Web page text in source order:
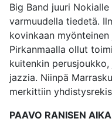
Big Band juuri
varmuudella tiedetä.
kovinkaan
Pirkanmaalla ollut
kuitenkin
jazzia. Niinpä
merkittiin
PAAVO RANISEN AIKA